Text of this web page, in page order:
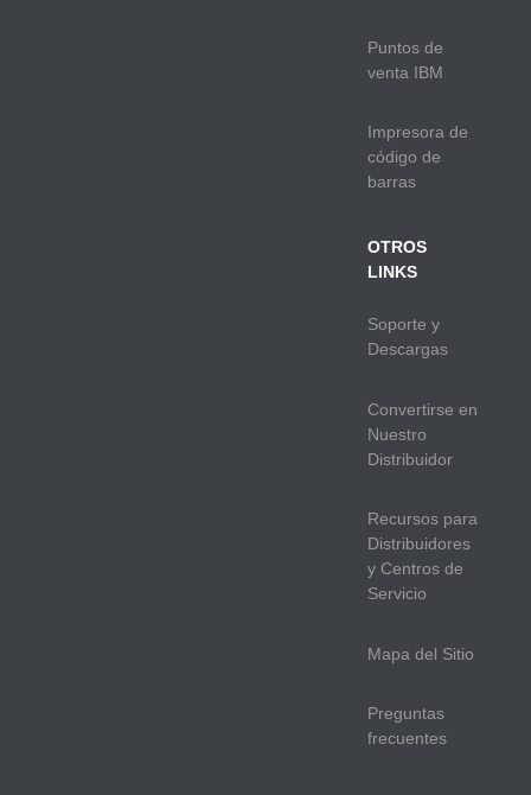
Puntos de
venta IBM
Impresora de
código de
barras
OTROS
LINKS
Soporte y
Descargas
Convertirse en
Nuestro
Distribuidor
Recursos para
Distribuidores
y Centros de
Servicio
Mapa del Sitio
Preguntas
frecuentes